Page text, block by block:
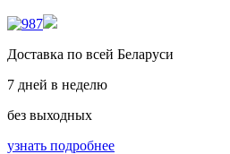
Доставка по всей Беларуси
7 дней в неделю
без выходных
узнать подробнее